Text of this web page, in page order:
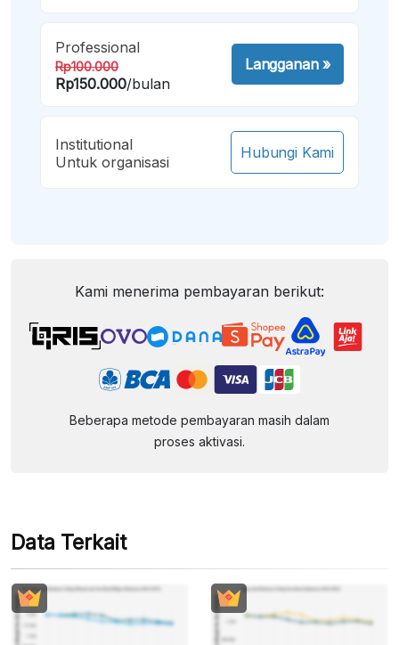
Professional
Rp100.000
Rp150.000/bulan
Langganan»
Institutional
Untuk organisasi
Hubungi Kami
Kami menerima pembayaran berikut:
Beberapa metode pembayaran masih dalam
proses aktivasi.
Data Terkait